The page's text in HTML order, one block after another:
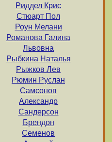
Риддел Крис
Стюарт Пол
Роун Мелани
Романова Галина
Львовна
Рыбкина Наталья
Рыжков Лев
Рюмин Руслан
Самсонов
Александр
Сандерсон
Брендон
Семенов